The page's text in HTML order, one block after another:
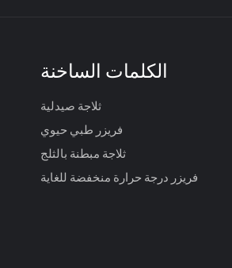
الكلمات الساخنة
ثلاجة صيدلية
فريزر طبي حيوي
ثلاجة مبطنة بالثلج
فريزر درجة حرارة منخفضة للغاية